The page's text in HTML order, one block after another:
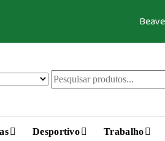
Desportivo Trabalho